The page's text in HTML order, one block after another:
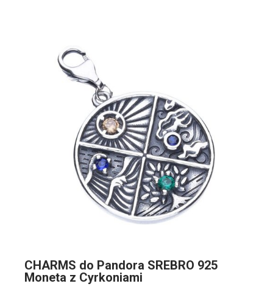
CHARMS do Pandora SREBRO 925
Moneta z Cyrkoniami